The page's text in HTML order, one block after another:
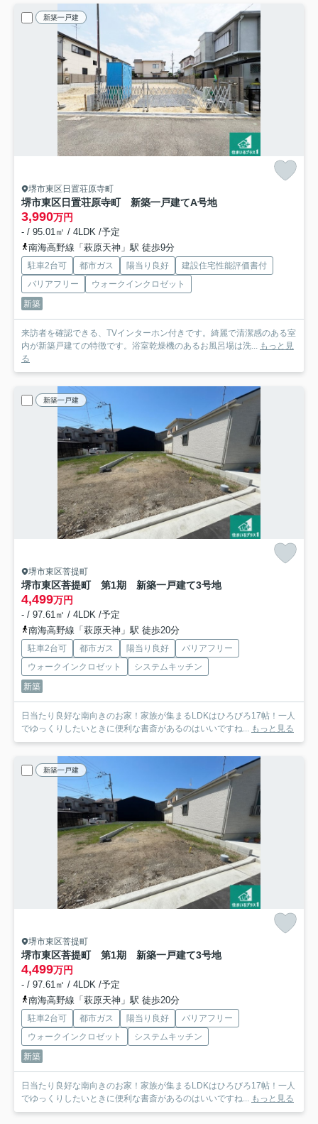
新築一戸建
堺市東区日置荘原寺町
堺市東区日置荘原寺町 新築一戸建てA号地
3,990万円
- / 95.01㎡ / 4LDK /予定
南海高野線「萩原天神」駅 徒歩9分
駐車2台可 都市ガス 陽当り良好
建設住宅性能評価書付
バリアフリー
ウォークインクロゼット
新築
来訪者を確認できる、TVインターホン付きです。綺麗で清潔感のある室
内が新築戸建ての特徴です。浴室乾燥機のあるお風呂場は洗... もっと見
る
新築一戸建
堺市東区菩提町
堺市東区菩提町 第1期 新築一戸建て3号地
4,499万円
- / 97.61㎡ / 4LDK /予定
南海高野線「萩原天神」駅 徒歩20分
駐車2台可 都市ガス 陽当り良好
バリアフリー
ウォークインクロゼット
システムキッチン
新築
日当たり良好な南向きのお家！家族が集まるLDKはひろびろ17帖！一人
でゆっくりしたいときに便利な書斎があるのはいいですね... もっと見る
新築一戸建
堺市東区菩提町
堺市東区菩提町 第1期 新築一戸建て3号地
4,499万円
- / 97.61㎡ / 4LDK /予定
南海高野線「萩原天神」駅 徒歩20分
駐車2台可 都市ガス 陽当り良好
バリアフリー
ウォークインクロゼット
システムキッチン
新築
日当たり良好な南向きのお家！家族が集まるLDKはひろびろ17帖！一人
でゆっくりしたいときに便利な書斎があるのはいいですね... もっと見る